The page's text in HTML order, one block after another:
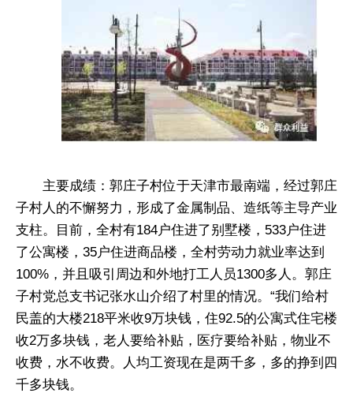
主要成绩：郭庄子村位于天津市最南端，经过郭庄
子村人的不懈努力，形成了金属制品、造纸等主导产业
支柱。目前，全村有184户住进了别墅楼，533户住进
了公寓楼，35户住进商品楼，全村劳动力就业率达到
100%，并且吸引周边和外地打工人员1300多人。郭庄
子村党总支书记张水山介绍了村里的情况。“我们给村
民盖的大楼218平米收9万块钱，住92.5的公寓式住宅楼
收2万多块钱，老人要给补贴，医疗要给补贴，物业不
收费，水不收费。人均工资现在是两千多，多的挣到四
千多块钱。